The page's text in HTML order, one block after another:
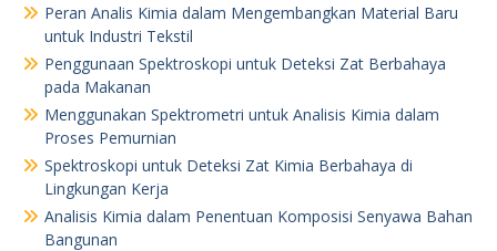
Peran Analis Kimia dalam Mengembangkan Material Baru
untuk Industri Tekstil
Penggunaan Spektroskopi untuk Deteksi Zat Berbahaya
pada Makanan
Menggunakan Spektrometri untuk Analisis Kimia dalam
Proses Pemurnian
Spektroskopi untuk Deteksi Zat Kimia Berbahaya di
Lingkungan Kerja
Analisis Kimia dalam Penentuan Komposisi Senyawa Bahan
Bangunan